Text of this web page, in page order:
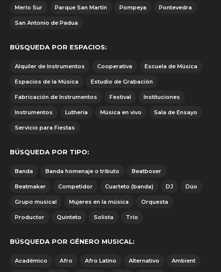
Merlo Sur Parque San Martín Pompeya Pontevedra
San Antonio de Padua
BÚSQUEDA POR ESPACIOS:
Alquiler de Instrumentos Cooperativa Escuela de Música
Espacios de la Música Estudio de Grabación
Fabricación de Instrumentos Festival Instituciones
Instrumentos Luthería Música en vivo Sala de Ensayo
Servicio para Fiestas
BÚSQUEDA POR TIPO:
Banda Banda homenaje o tributo Beatboxer
Beatmaker Competidor Cuarteto (banda) DJ Dúo
Grupo musical Mujeres en la música Orquesta
Productor Quinteto Solista Trío
BÚSQUEDA POR GÉNERO MUSICAL:
Académico Afro Afro Latino Alternativo Ambient